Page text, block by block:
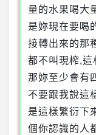
量的水果喝大
是妳現在要喝
接轉出來的那
都不叫現榨,這
那妳至少會有
不要跟我說這
是這樣繁衍下
個你認識的人